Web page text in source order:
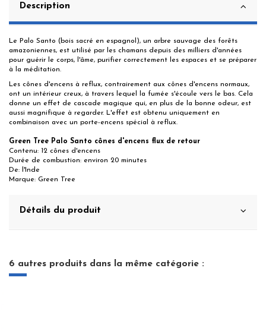
Description
Le Palo Santo (bois sacré en espagnol), un arbre sauvage des forêts
amazoniennes, est utilisé par les chamans depuis des milliers d'années
pour guérir le corps, l'âme, purifier correctement les espaces et se préparer
à la méditation.
Les cônes d'encens à reflux, contrairement aux cônes d'encens normaux,
ont un intérieur creux, à travers lequel la fumée s'écoule vers le bas. Cela
donne un effet de cascade magique qui, en plus de la bonne odeur, est
aussi magnifique à regarder. L'effet est obtenu uniquement en
combinaison avec un porte-encens spécial à reflux.
Green Tree Palo Santo cônes d'encens flux de retour
Contenu: 12 cônes d'encens
Durée de combustion: environ 20 minutes
De: l'Inde
Marque: Green Tree
Détails du produit
6 autres produits dans la même catégorie :